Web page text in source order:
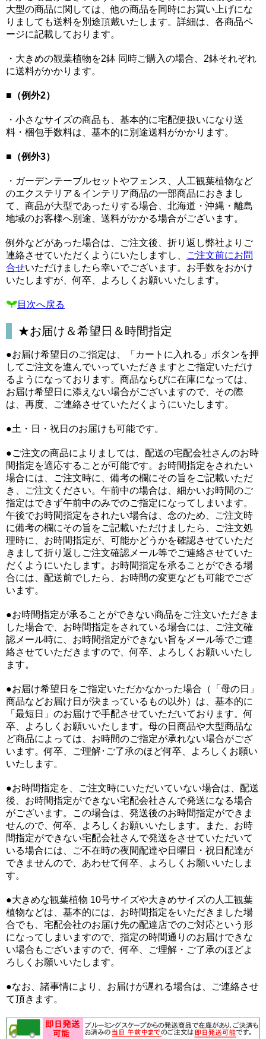
大型の商品に関しては、他の商品を同時にお買い上げにな
りましても送料を別途頂戴いたします。詳細は、各商品ペ
ージに記載しております。
・大きめの観葉植物を2鉢 同時ご購入の場合、2鉢それぞれ
に送料がかかります。
■ （例外2）
・小さなサイズの商品も、基本的に宅配便扱いになり送
料・梱包手数料は、基本的に別途送料がかかります。
■ （例外3）
・ガーデンテーブルセットやフェンス、人工観葉植物など
のエクステリア＆インテリア商品の一部商品におきまし
て、商品が大型であったりする場合、北海道・沖縄・離島
地域のお客様へ別途、送料がかかる場合がございます。
例外などがあった場合は、ご注文後、折り返し弊社よりご
連絡させていただくようにいたしますし、
ご注文前にお問
合せいただけましたら幸いでございます。お手数をおかけ
いたしますが、何卒、よろしくお願いいたします。
目次へ戻る
★お届け＆希望日＆時間指定
●お届け希望日のご指定は、「カートに入れる」ボタンを押
してご注文を進んでいっていただきますとご指定いただけ
るようになっております。商品ならびに在庫になっては、
お届け希望日に添えない場合がございますので、その際
は、再度、ご連絡させていただくようにいたします。
●土・日・祝日のお届けも可能です。
●ご注文の商品によりましては、配送の宅配会社さんのお時
間指定を適応することが可能です。お時間指定をされたい
場合には、ご注文時に、備考の欄にその旨をご記載いただ
き、ご注文ください。午前中の場合は、細かいお時間のご
指定はできず午前中のみでのご指定になってしまいます。
午後でお時間指定をされたい場合は、念のため、ご注文時
に備考の欄にその旨をご記載いただけましたら、ご注文処
理時に、お時間指定が、可能かどうかを確認させていただ
きまして折り返しご注文確認メール等でご連絡させていた
だくようにいたします。お時間指定を承ることができる場
合には、配送前でしたら、お時間の変更なども可能でござ
います。
●お時間指定が承ることができない商品をご注文いただきま
した場合で、お時間指定をされている場合には、ご注文確
認メール時に、お時間指定ができない旨をメール等でご連
絡させていただきますので、何卒、よろしくお願いいたし
ます。
●お届け希望日をご指定いただかなかった場合（「母の日」
商品などお届け日が決まっているもの以外）は、基本的に
「最短日」のお届けで手配させていただいております。何
卒、よろしくお願いいたします。母の日商品や大型商品な
ど商品によっては、お時間のご指定が承れない場合がござ
います。何卒、ご理解･ご了承のほど何卒、よろしくお願い
いたします。
●お時間指定を、ご注文時にいただいていない場合は、配送
後、お時間指定ができない宅配会社さんで発送になる場合
がございます。この場合は、発送後のお時間指定ができま
せんので、何卒、よろしくお願いいたします。また、お時
間指定ができない宅配会社さんで発送をさせていただいて
いる場合には、ご不在時の夜間配達や日曜日・祝日配達が
できませんので、あわせて何卒、よろしくお願いいたしま
す。
●大きめな観葉植物 10号サイズや大きめサイズの人工観葉
植物などは、基本的には、お時間指定をいただきました場
合でも、宅配会社のお届け先の配達店でのご対応という形
になってしまいますので、指定の時間通りのお届けできな
い場合もございますので、何卒、ご理解・ご了承のほどよ
ろしくお願いいたします。
●なお、諸事情により、お届けが遅れる場合は、ご連絡させ
て頂きます。